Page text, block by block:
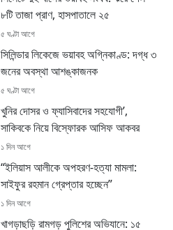
৮টি তাজা প্রাণ, হাসপাতালে ২৫
৫ ঘণ্টা আগে
সিলিন্ডার লিকেজে ভয়াবহ অগ্নিকাণ্ড: দগ্ধ ৩
জনের অবস্থা আশঙ্কাজনক
৫ ঘণ্টা আগে
খুনির দোসর ও ফ্যাসিবাদের সহযোগী’,
সাকিবকে নিয়ে বিস্ফোরক আসিফ আকবর
১ দিন আগে
“ইলিয়াস আলীকে অপহরণ-হত্যা মামলা:
সাইফুর রহমান গ্রেপ্তার হচ্ছেন”
১ দিন আগে
খাগড়াছড়ি রামগড় পুলিশের অভিযানে: ১৫